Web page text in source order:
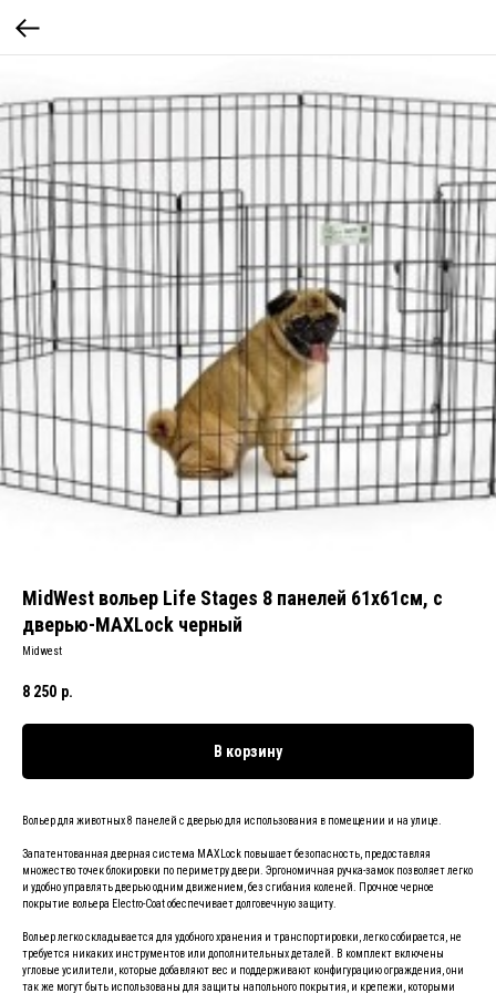
MidWest вольер Life Stages 8 панелей 61х61см, с
дверью-MAXLock черный
Midwest
8 250 р.
В корзину
Вольер для животных 8 панелей с дверью для использования в помещении и на улице.
Запатентованная дверная система MAXLock повышает безопасность, предоставляя
множество точек блокировки по периметру двери. Эргономичная ручка-замок позволяет легко
и удобно управлять дверью одним движением, без сгибания коленей. Прочное черное
покрытие вольера Electro-Coat обеспечивает долговечную защиту.
Вольер легко складывается для удобного хранения и транспортировки, легко собирается, не
требуется никаких инструментов или дополнительных деталей. В комплект включены
угловые усилители, которые добавляют вес и поддерживают конфигурацию ограждения, они
так же могут быть использованы для защиты напольного покрытия, и крепежи, которыми